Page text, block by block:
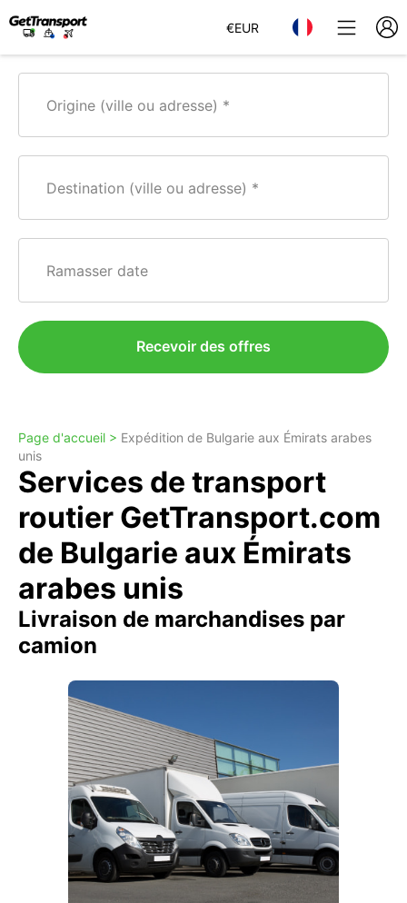
€EUR
Origine (ville ou adresse)
Destination (ville ou adresse)
Ramasser date
Recevoir des offres
Page d'accueil > Expédition de Bulgarie aux Émirats arabes
unis
Services de transport
routier GetTransport.com
de Bulgarie aux Émirats
arabes unis
Livraison de marchandises par
camion